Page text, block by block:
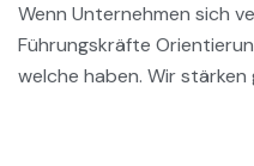
Wenn Unternehmen sich
Führungskräfte
welche haben. Wir stärken